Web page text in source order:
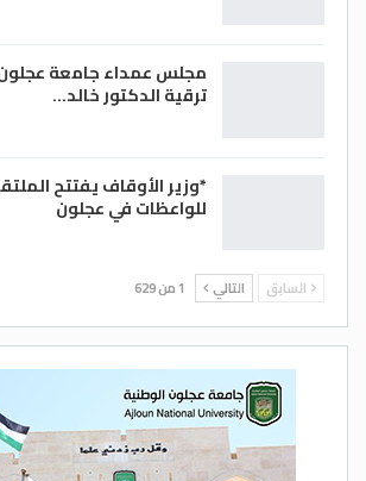
مجلس عمداء جامعة عجلون
ترقية الدكتور خالد…
*وزير الأوقاف يفتتح
للواعظات في عجلون
السابق التالي 1 من 629